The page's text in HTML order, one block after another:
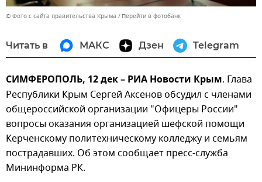
© Фото с сайта правительства Крыма Перейти в фотобанк
Читать в МАКС Дзен Telegram
СИМФЕРОПОЛЬ, 12 дек – РИА Новости Крым. Глава
Республики Крым Сергей Аксенов обсудил с членами
общероссийской организации "Офицеры России"
вопросы оказания организацией шефской помощи
Керченскому политехническому колледжу и семьям
пострадавших. Об этом сообщает пресс-служба
Мининформа РК.